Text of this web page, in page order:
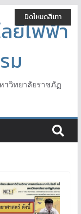
ลยีไฟฟ้า
ม
าวิทยาลัยราชภัฏ
ปิดโหมดสีเทา